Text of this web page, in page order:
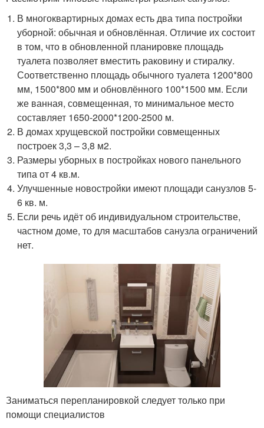
В многоквартирных домах есть два типа постройки
уборной: обычная и обновлённая. Отличие их состоит
в том, что в обновленной планировке площадь
туалета позволяет вместить раковину и стиралку.
Соответственно площадь обычного туалета 1200*800
мм, 1500*800 мм и обновлённого 100*1500 мм. Если
же ванная, совмещенная, то минимальное место
составляет 1650-2000*1200-2500 м.
В домах хрущевской постройки совмещенных
построек 3,3 – 3,8 м2.
Размеры уборных в постройках нового панельного
типа от 4 кв.м.
Улучшенные новостройки имеют площади санузлов 5-
6 кв. м.
Если речь идёт об индивидуальном строительстве,
частном доме, то для масштабов санузла ограничений
нет.
Заниматься перепланировкой следует только при
помощи специалистов